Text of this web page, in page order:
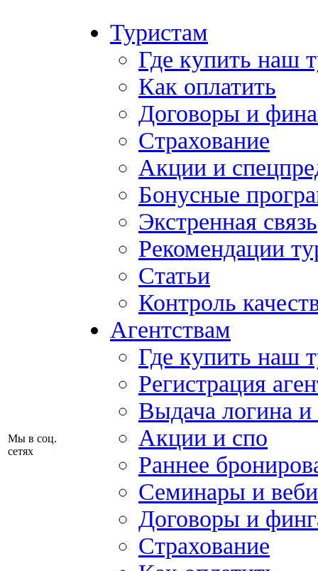
Мы в соц.
сетях
Туристам
Где купить наш
Как оплатить
Договоры и
Страхование
Акции и
Бонусные
Экстренная связь
Рекомендации
Статьи
Контроль
Агентствам
Где купить наш
Регистрация
Выдача логина и
Акции и спо
Раннее
Семинары и
Договоры и
Страхование